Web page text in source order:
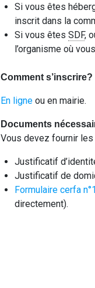
Si vous êtes
inscrit dans la
Si vous êtes SDF,
l’organisme où
Comment s’inscrire?
En ligneou en mairie.
Documents
Vous devez fournir
Justificatif
Justificatif de
Formulaire cerfa
directement).